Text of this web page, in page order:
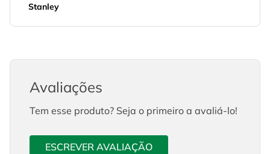
Stanley
Avaliações
Tem esse produto? Seja o primeiro a avaliá-lo!
ESCREVER AVALIAÇÃO